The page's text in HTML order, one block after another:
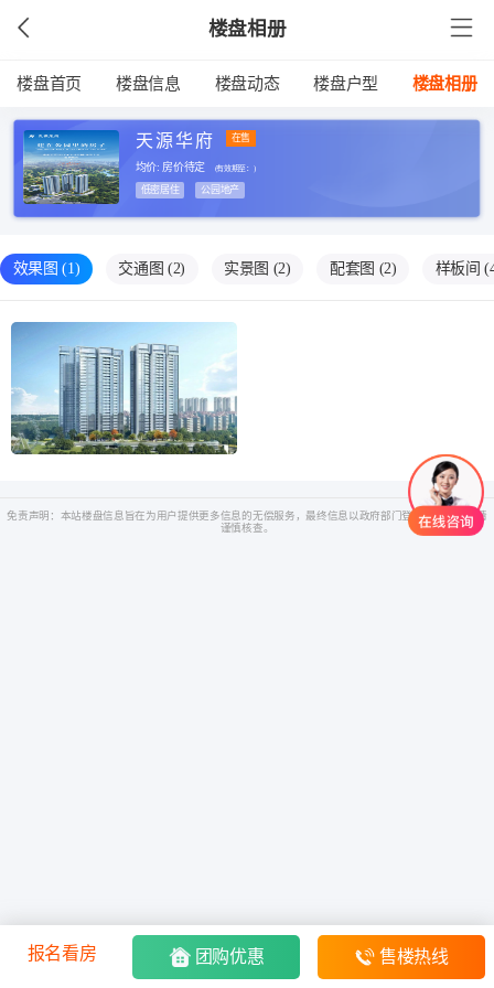
楼盘相册
楼盘首页 楼盘信息 楼盘动态 楼盘户型 楼盘相册
天源华府 在售
均价: 房价待定 (有效期至： )
低密居住 公园地产
效果图 (1) 交通图 (2) 实景图 (2) 配套图 (2) 样板间
免责声明：本站楼盘信息旨在为用户提供更多信息的无偿服务，最终信息以政府部门登记备案为准，请
谨慎核查。
报名看房 团购优惠 售楼热线